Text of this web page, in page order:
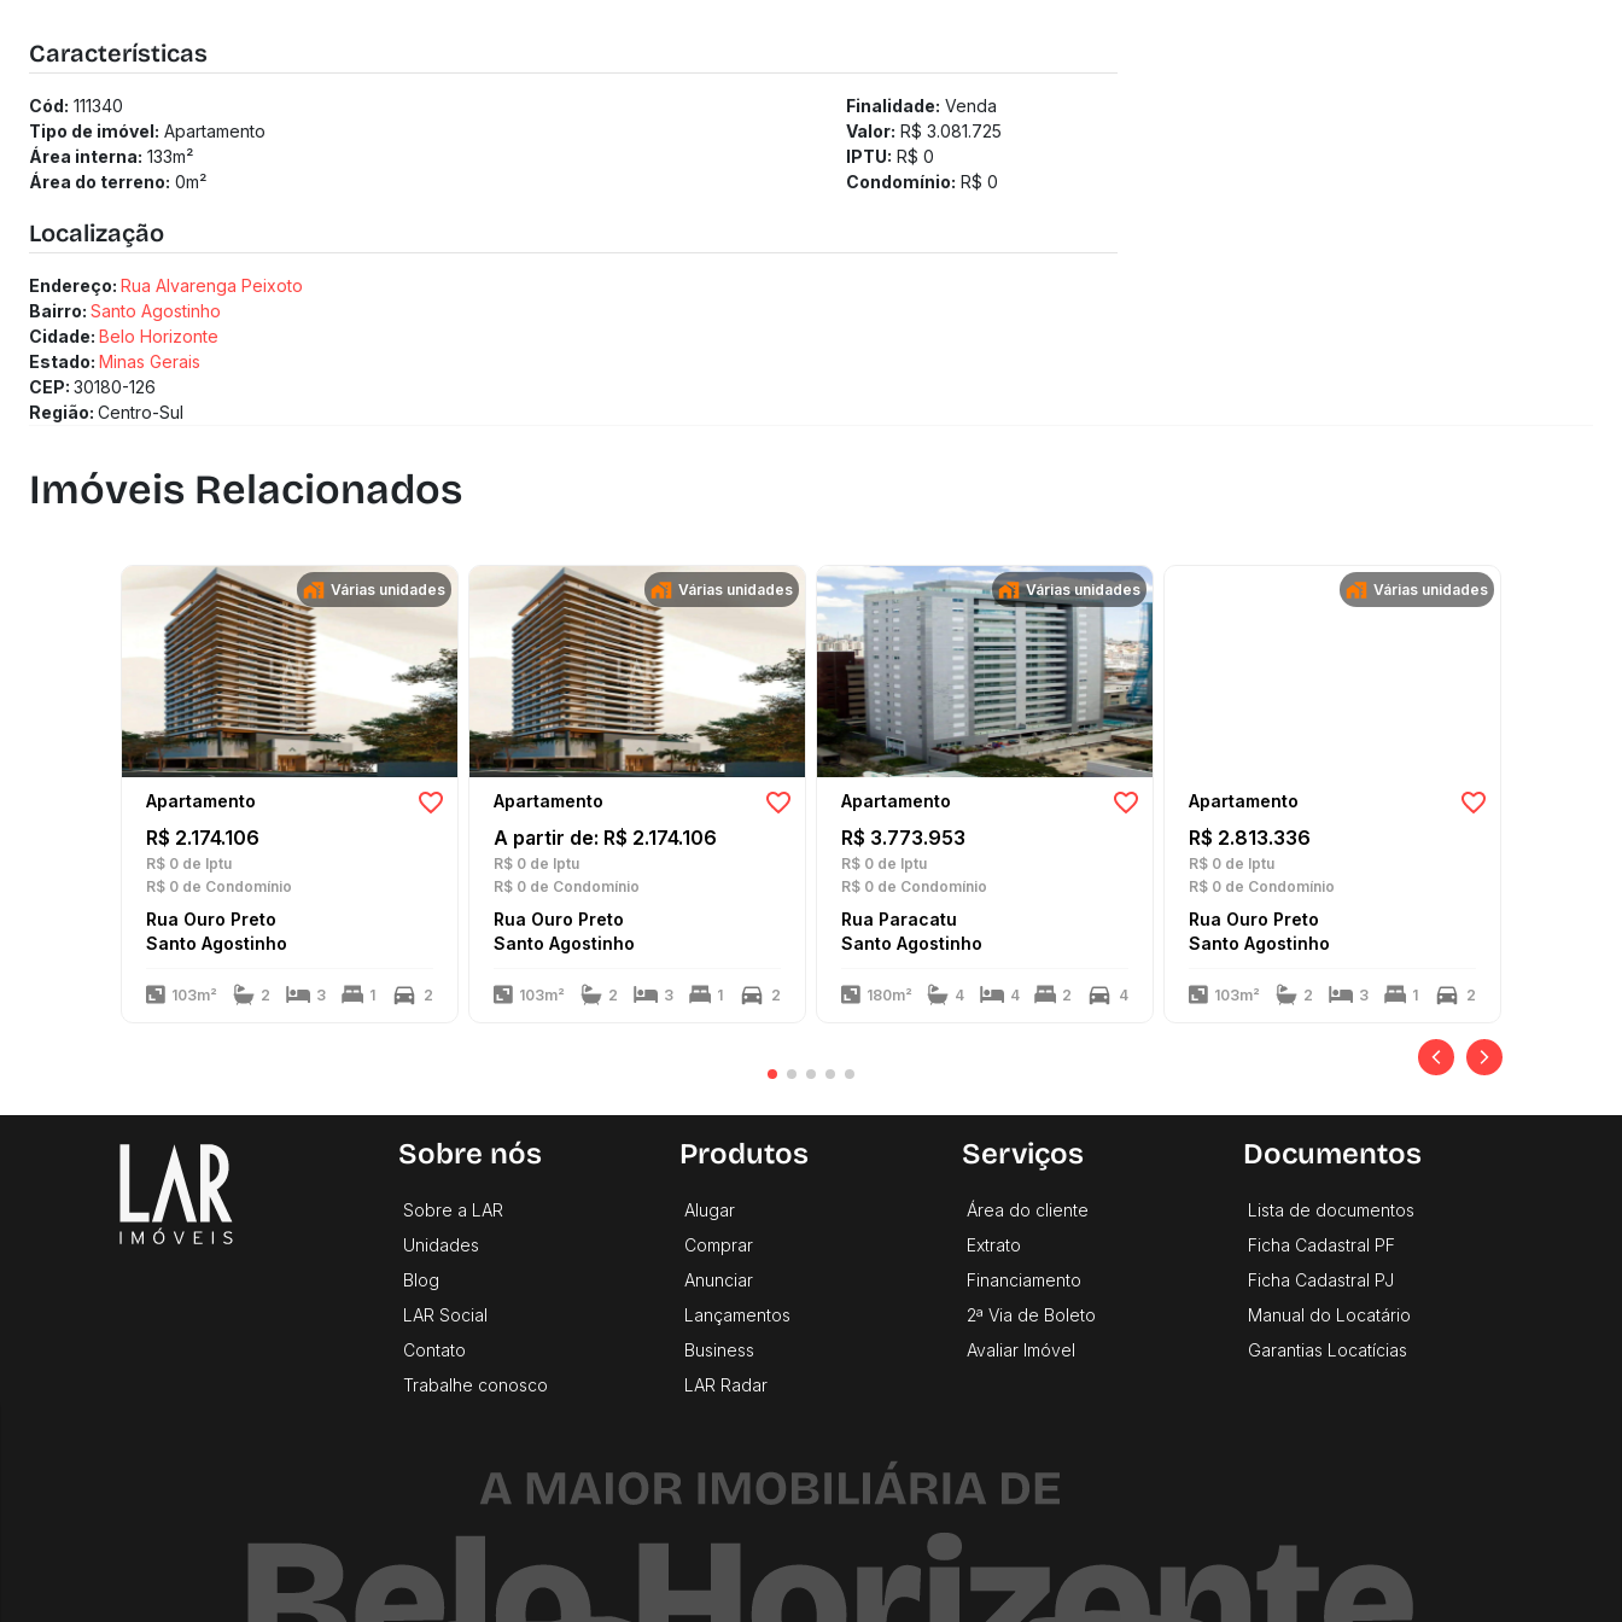
Apartamentos de 89.14 a 189.66 m²
3 a 4 quartos
Previsão de entrega: 31/12/2027
Taxa de enxoval: R$ 35.000
Medidor de água individualizado
Medidor de gás individualizado
Características
Cód: 111340
Tipo de imóvel: Apartamento
Área interna: 133m²
Área do terreno: 0m²
Finalidade: Venda
Valor: R$ 3.081.725
IPTU: R$ 0
Condomínio: R$ 0
Localização
Endereço: Rua Alvarenga Peixoto
Bairro: Santo Agostinho
Cidade: Belo Horizonte
Estado: Minas Gerais
CEP: 30180-126
Região: Centro-Sul
Imóveis Relacionados
Várias unidades
Apartamento
R$ 2.174.106
R$ 0 de Iptu
R$ 0 de Condomínio
Rua Ouro Preto
Santo Agostinho
103m² 2 3 1 2
Várias unidades
Apartamento
A partir de: R$ 2.174.106
R$ 0 de Iptu
R$ 0 de Condomínio
Rua Ouro Preto
Santo Agostinho
103m² 2 3 1 2
Várias unidades
Apartamento
R$ 3.773.953
R$ 0 de Iptu
R$ 0 de Condomínio
Rua Paracatu
Santo Agostinho
180m² 4 4 2 4
Várias unidades
Apartamento
R$ 2.813.336
R$ 0 de Iptu
R$ 0 de Condomínio
Rua Ouro Preto
Santo Agostinho
103m² 2 3 1 2
Sobre nós
Sobre a LAR
Unidades
Blog
LAR Social
Contato
Trabalhe conosco
Produtos
Alugar
Comprar
Anunciar
Lançamentos
Business
LAR Radar
Serviços
Área do cliente
Extrato
Financiamento
2ª Via de Boleto
Avaliar Imóvel
Documentos
Lista de documentos
Ficha Cadastral PF
Ficha Cadastral PJ
Manual do Locatário
Garantias Locatícias